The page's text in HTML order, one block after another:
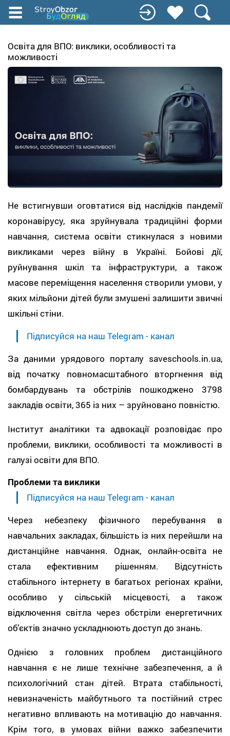
Перейти
содержанию
Освіта для ВПО: виклики, особливості та
можливості
Не встигнувши оговтатися від наслідків пандемії
коронавірусу, яка зруйнувала традиційні форми
навчання, система освіти стикнулася з новими
викликами через війну в Україні. Бойові дії,
руйнування шкіл та інфраструктури, а також
масове переміщення населення створили умови, у
яких мільйони дітей були змушені залишити звичні
шкільні стіни.
Підписуйся на наш Telegram - канал
За даними урядового порталу saveschools.in.ua,
від початку повномасштабного вторгнення від
бомбардувань та обстрілів пошкоджено 3798
закладів освіти, 365 із них – зруйновано повністю.
Інститут аналітики та адвокації розповідає про
проблеми, виклики, особливості та можливості в
галузі освіти для ВПО.
Проблеми та виклики
Підписуйся на наш Telegram - канал
Через небезпеку фізичного перебування в
навчальних закладах, більшість із них перейшли на
дистанційне навчання. Однак, онлайн-освіта не
стала ефективним рішенням. Відсутність
стабільного інтернету в багатьох регіонах країни,
особливо у сільській місцевості, а також
відключення світла через обстріли енергетичних
об’єктів значно ускладнюють доступ до знань.
Однією з головних проблем дистанційного
навчання є не лише технічне забезпечення, а й
психологічний стан дітей. Втрата стабільності,
невизначеність майбутнього та постійний стрес
негативно впливають на мотивацію до навчання.
Крім того, в умовах війни важко забезпечити